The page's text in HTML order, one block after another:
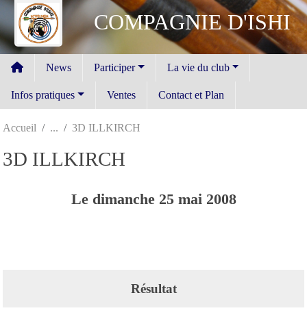
COMPAGNIE D'ISHI
News Participer La vie du club
Infos pratiques Ventes Contact et Plan
Accueil 3D ILLKIRCH
3D ILLKIRCH
Le dimanche 25 mai 2008
Résultat
Panneau de gestion des cookies